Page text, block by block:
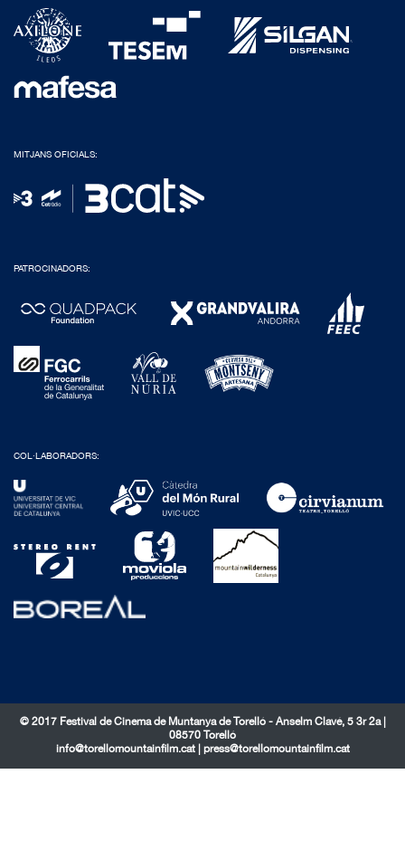
MITJANS OFICIALS:
PATROCINADORS:
COL·LABORADORS:
© 2017 Festival de Cinema de Muntanya de Torelló - Anselm Clavé, 5 3r 2a |
08570 Torelló
info@torellomountainfilm.cat
press@torellomountainfilm.cat